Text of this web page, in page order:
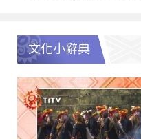
文化小辭典